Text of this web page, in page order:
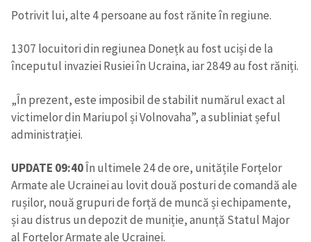
Potrivit lui, alte 4 persoane au fost rănite în regiune.
1307 locuitori din regiunea Donețk au fost uciși de la
începutul invaziei Rusiei în Ucraina, iar 2849 au fost răniți.
„În prezent, este imposibil de stabilit numărul exact al
victimelor din Mariupol și Volnovaha”, a subliniat șeful
administrației.
UPDATE 09:40În ultimele 24 de ore, unitățile Forțelor
Armate ale Ucrainei au lovit două posturi de comandă ale
rușilor, nouă grupuri de forță de muncă și echipamente,
și au distrus un depozit de muniție, anunță Statul Major
al Forțelor Armate ale Ucrainei.
ȘTIREA MEA
Fotografie
+ Încarcă imagine
Mesajul știrei
+ Mesajul știrei